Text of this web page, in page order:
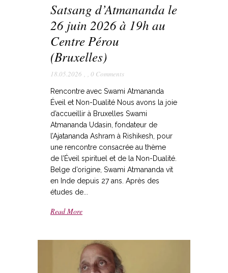
Satsang d’Atmananda le
26 juin 2026 à 19h au
Centre Pérou
(Bruxelles)
18.05.2026 , , 0 Comments
Rencontre avec Swami Atmananda
Éveil et Non-Dualité Nous avons la joie
d’accueillir à Bruxelles Swami
Atmananda Udasin, fondateur de
l’Ajatananda Ashram à Rishikesh, pour
une rencontre consacrée au thème
de l’Éveil spirituel et de la Non-Dualité.
Belge d’origine, Swami Atmananda vit
en Inde depuis 27 ans. Après des
études de...
Read More